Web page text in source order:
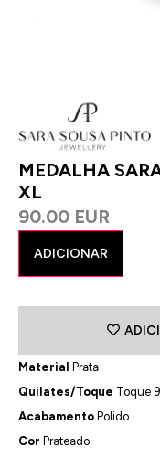
MEDALHA
XL
90.00 EUR
ADICIONAR
Material
Prata
Quilates/Toque Toque
Acabamento Polido
Cor Prateado